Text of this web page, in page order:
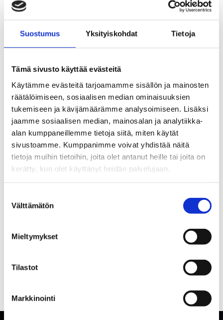
Suostumus Yksityiskohdat Tietoja
Tämä sivusto käyttää evästeitä
Käytämme evästeitä tarjoamamme sisällön ja mainosten
räätälöimiseen, sosiaalisen median ominaisuuksien
tukemiseen ja kävijämäärämme analysoimiseen. Lisäksi
jaamme sosiaalisen median, mainosalan ja analytiikka-
alan kumppaneillemme tietoja siitä, miten käytät
sivustoamme. Kumppanimme voivat yhdistää näitä
tietoja muihin tietoihin, joita olet antanut heille tai joita on
kerätty, kun olet käyttänyt heidän palvelujaan.
valinta
Välttämätön
Mieltymykset
Tilastot
Markkinointi
aukioloajat julkaistaan lähempänä sesonkia
See the route on the map